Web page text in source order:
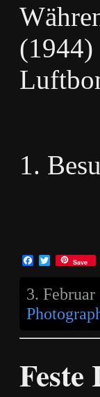
(1944)
Facebook
TwitterSave
3.
Feste